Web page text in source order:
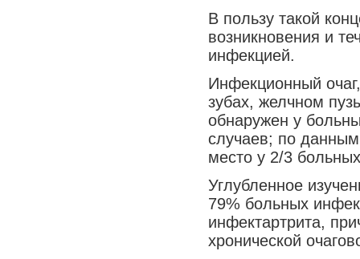
В пользу такой
возникновения и
инфекцией.
Инфекционный
зубах, желчном
обнаружен у
случаев; по
место у 2/3
Углубленное
79% больных
инфектартрита,
хронической